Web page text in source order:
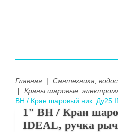
Главная |
Сантехника,
|
Краны шаровые,
ВН / Кран шаровый ник. Ду25
1" ВН / Кран
IDEAL, ручка